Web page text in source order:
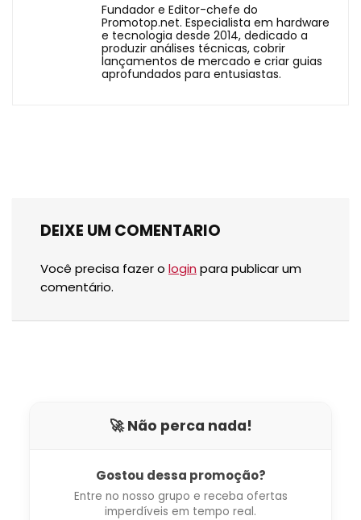
Fundador e Editor-chefe do
Promotop.net. Especialista em hardware
e tecnologia desde 2014, dedicado a
produzir análises técnicas, cobrir
lançamentos de mercado e criar guias
aprofundados para entusiastas.
DEIXE UM COMENTARIO
Você precisa fazer o login para publicar um
comentário.
🚀 Não perca nada!
Gostou dessa promoção?
Entre no nosso grupo e receba ofertas
imperdíveis em tempo real.